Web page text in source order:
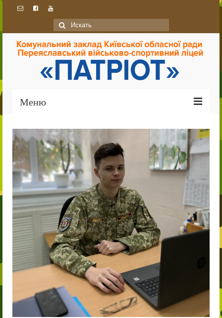
Искать:
Меню
Головна
Про ліцей
Ліцей сьогодні
Історія
Традиції
Співпраця
Благодійна допомога
Навчально-виховна діяльність
Методична робота
Виховна робота